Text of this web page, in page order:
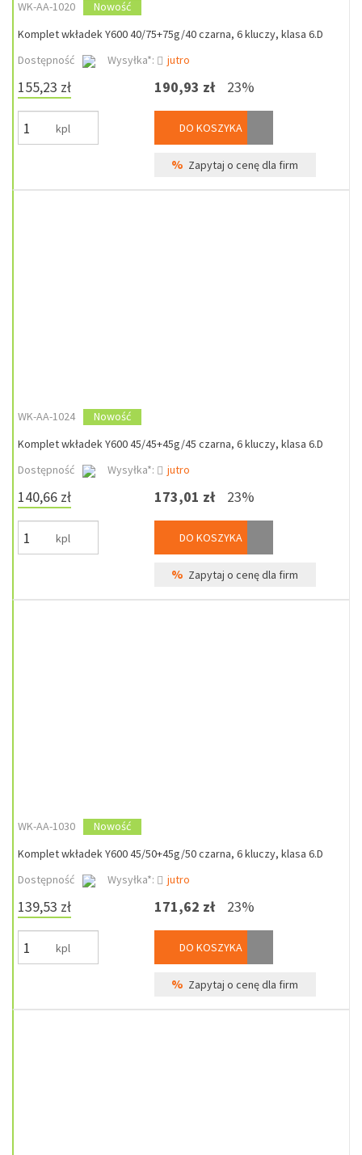
WK-AA-1020
Nowość
Komplet wkładek Y600 40/75+75g/40 czarna, 6 kluczy, klasa 6.D
Dostępność
Wysyłka*: jutro
155,23 zł
kpl
190,93 zł 23%
DO KOSZYKA
% Zapytaj o cenę dla firm
WK-AA-1024
Nowość
Komplet wkładek Y600 45/45+45g/45 czarna, 6 kluczy, klasa 6.D
Dostępność
Wysyłka*: jutro
140,66 zł
kpl
173,01 zł 23%
DO KOSZYKA
% Zapytaj o cenę dla firm
WK-AA-1030
Nowość
Komplet wkładek Y600 45/50+45g/50 czarna, 6 kluczy, klasa 6.D
Dostępność
Wysyłka*: jutro
139,53 zł
kpl
171,62 zł 23%
DO KOSZYKA
% Zapytaj o cenę dla firm